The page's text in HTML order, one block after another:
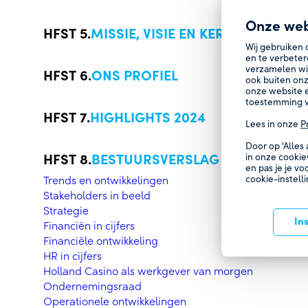
Onze
Wij gebruiken
en te
verzamelen
ook buiten
onze website
toestemming
Lees in onze
Door op 'Alles
in onze
en pas je je
cookie-
MISSIE, VISIE EN KERNWAARDEN
ONS PROFIEL
HIGHLIGHTS 2024
BESTUURSVERSLAG
Trends en ontwikkelingen
Stakeholders in beeld
Strategie
Financiën in cijfers
Financiële ontwikkeling
HR in cijfers
Holland Casino als werkgever van morgen
Ondernemingsraad
Operationele ontwikkelingen